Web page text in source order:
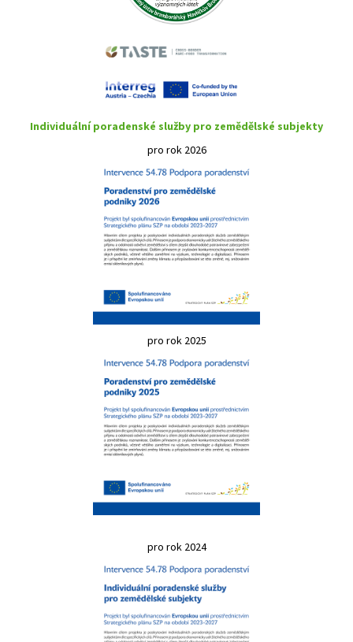
Individuální poradenské služby pro zemědělské subjekty
pro rok 2026
pro rok 2025
pro rok 2024